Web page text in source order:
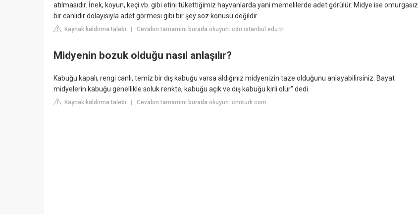
atılmasıdır. İnek, koyun, keçi vb. gibi etini tükettiğimiz hayvanlarda yani memelilerde adet görülür. Midye ise omurgasız
bir canlıdır dolayısıyla adet görmesi gibi bir şey söz konusu değildir.
Kaynak kaldırma talebi | Cevabın tamamını burada okuyun: cdn.istanbul.edu.tr
Midyenin bozuk olduğu nasıl anlaşılır?
Kabuğu kapalı, rengi canlı, temiz bir dış kabuğu varsa aldığınız midyenizin taze olduğunu anlayabilirsiniz. Bayat
midyelerin kabuğu genellikle soluk renkte, kabuğu açık ve dış kabuğu kirli olur" dedi.
Kaynak kaldırma talebi | Cevabın tamamını burada okuyun: cnnturk.com